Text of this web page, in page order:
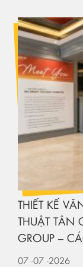
THIẾT KẾ
THUẬT
GROUP –
KIẾN TẠO
07 -07 -2026